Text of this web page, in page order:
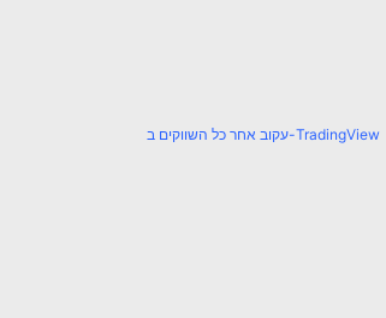
עקוב אחר כל השווקים ב-TradingView